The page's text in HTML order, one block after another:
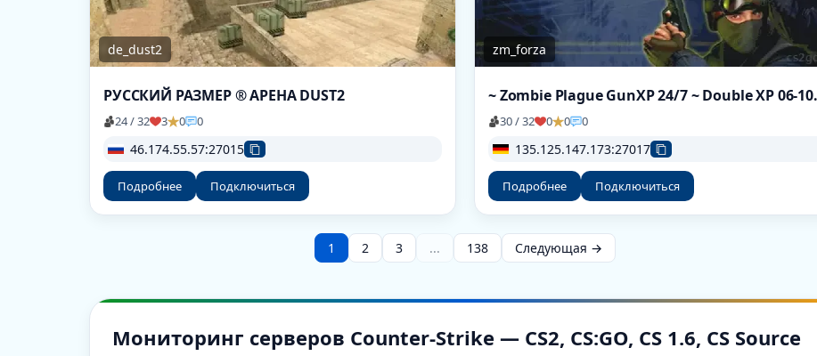
de_dust2
РУССКИЙ РАЗМЕР ® АРЕНА DUST2
24 / 32 3 0 0
46.174.55.57:27015
Подробнее Подключиться
zm_forza
~ Zombie
30 / 32 0 0 0
135.125.147.173:27017
Подробнее Подключиться
1 2 3 ... 138 Следующая →
Мониторинг серверов Counter-Strike — CS2, CS:GO, CS 1.6, CS Source